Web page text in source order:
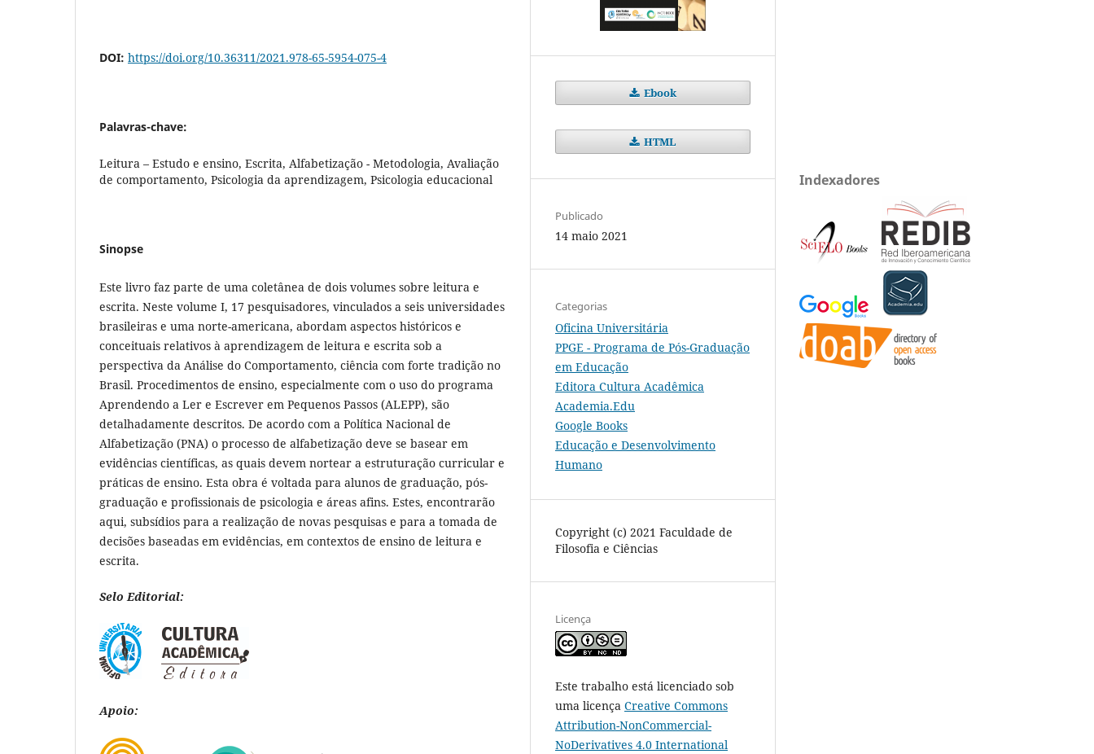
DOI: https://doi.org/10.36311/2021.978-65-5954-075-4
Palavras-chave:
Leitura – Estudo e ensino, Escrita, Alfabetização - Metodologia, Avaliação
de comportamento, Psicologia da aprendizagem, Psicologia educacional
Sinopse
Este livro faz parte de uma coletânea de dois volumes sobre leitura e
escrita. Neste volume I, 17 pesquisadores, vinculados a seis universidades
brasileiras e uma norte-americana, abordam aspectos históricos e
conceituais relativos à aprendizagem de leitura e escrita sob a
perspectiva da Análise do Comportamento, ciência com forte tradição no
Brasil. Procedimentos de ensino, especialmente com o uso do programa
Aprendendo a Ler e Escrever em Pequenos Passos (ALEPP), são
detalhadamente descritos. De acordo com a Política Nacional de
Alfabetização (PNA) o processo de alfabetização deve se basear em
evidências científicas, as quais devem nortear a estruturação curricular e
práticas de ensino. Esta obra é voltada para alunos de graduação, pós-
graduação e profissionais de psicologia e áreas afins. Estes, encontrarão
aqui, subsídios para a realização de novas pesquisas e para a tomada de
decisões baseadas em evidências, em contextos de ensino de leitura e
escrita.
Selo Editorial:
Apoio:
Ebook
HTML
Publicado
14 maio 2021
Categorias
Oficina Universitária
PPGE - Programa de Pós-Graduação
em Educação
Editora Cultura Acadêmica
Academia.Edu
Google Books
Educação e Desenvolvimento
Humano
Copyright (c) 2021 Faculdade de
Filosofia e Ciências
Licença
Este trabalho está licenciado sob
uma licença Creative Commons
Attribution-NonCommercial-
NoDerivatives 4.0 International
Indexadores